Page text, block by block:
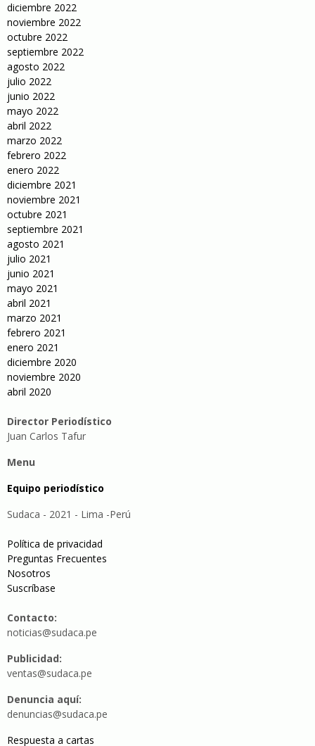
diciembre 2022
noviembre 2022
octubre 2022
septiembre 2022
agosto 2022
julio 2022
junio 2022
mayo 2022
abril 2022
marzo 2022
febrero 2022
enero 2022
diciembre 2021
noviembre 2021
octubre 2021
septiembre 2021
agosto 2021
julio 2021
junio 2021
mayo 2021
abril 2021
marzo 2021
febrero 2021
enero 2021
diciembre 2020
noviembre 2020
abril 2020
Director Periodístico
Juan Carlos Tafur
Menu
Equipo periodístico
Sudaca - 2021 - Lima -Perú
Política de privacidad
Preguntas Frecuentes
Nosotros
Suscríbase
Contacto:
noticias@sudaca.pe
Publicidad:
ventas@sudaca.pe
Denuncia aquí:
denuncias@sudaca.pe
Respuesta a cartas